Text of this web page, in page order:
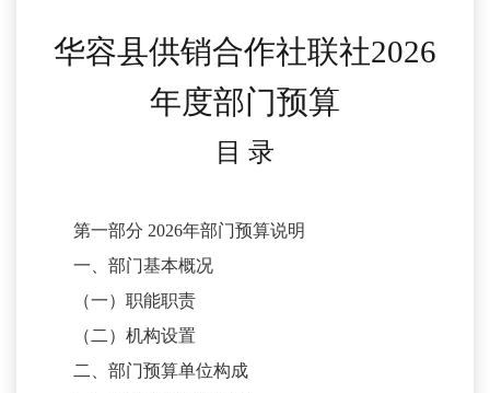
华容县供销合作社联社2026
年度部门预算
目 录
第一部分 2026年部门预算说明
一、部门基本概况
（一）职能职责
（二）机构设置
二、部门预算单位构成